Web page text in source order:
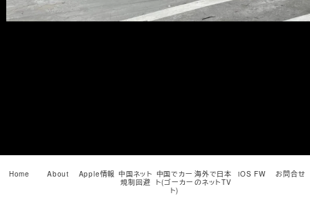
テ
Home About Apple情報 中国ネット
規制回避
中国でカー
ト(ゴーカー
ト)
海外で日本
のネットTV
iOS FW お問合せ